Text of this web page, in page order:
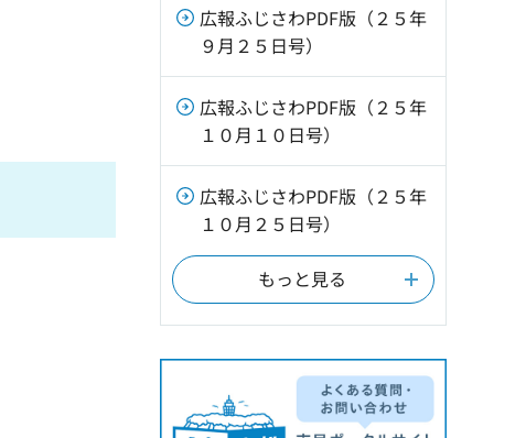
広報ふじさわPDF版（２５年
９月２５日号）
広報ふじさわPDF版（２５年
１０月１０日号）
広報ふじさわPDF版（２５年
１０月２５日号）
もっと見る